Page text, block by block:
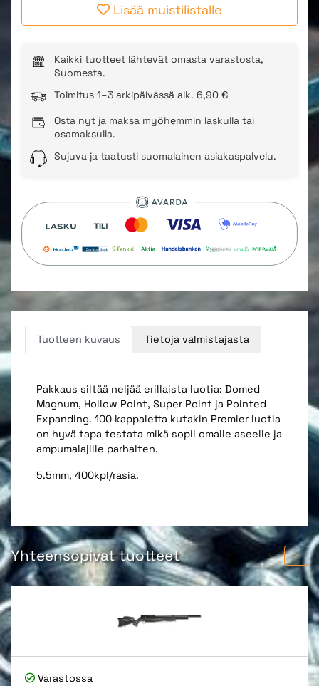
Lisää muistilistalle
Kaikki tuotteet lähtevät omasta varastosta,
Suomesta.
Toimitus 1–3 arkipäivässä alk. 6,90 €
Osta nyt ja maksa myöhemmin laskulla tai
osamaksulla.
Sujuva ja taatusti suomalainen asiakaspalvelu.
Tuotteen kuvaus Tietoja valmistajasta
Pakkaus siltää neljää erillaista luotia: Domed
Magnum, Hollow Point, Super Point ja Pointed
Expanding. 100 kappaletta kutakin Premier luotia
on hyvä tapa testata mikä sopii omalle aseelle ja
ampumalajille parhaiten.
5.5mm, 400kpl/rasia.
Yhteensopivat tuotteet
Varastossa